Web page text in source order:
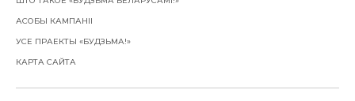
АСОБЫ КАМПАНІІ
УСЕ ПРАЕКТЫ «БУДЗЬМА!»
КАРТА САЙТА